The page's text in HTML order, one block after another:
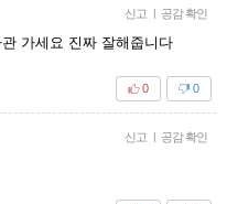
신고 | 공감 확인
가세요 진짜 잘해줍니다
0
0
신고 | 공감 확인